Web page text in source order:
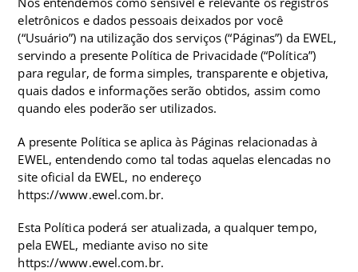
eletrônicos e dados pessoais deixados por você
(“Usuário”) na utilização dos serviços (“Páginas”) da EWEL,
servindo a presente Política de Privacidade (“Política”)
para regular, de forma simples, transparente e objetiva,
quais dados e informações serão obtidos, assim como
quando eles poderão ser utilizados.
A presente Política se aplica às Páginas relacionadas à
EWEL, entendendo como tal todas aquelas elencadas no
site oficial da EWEL, no endereço
https://www.ewel.com.br.
Esta Política poderá ser atualizada, a qualquer tempo,
pela EWEL, mediante aviso no site
https://www.ewel.com.br.